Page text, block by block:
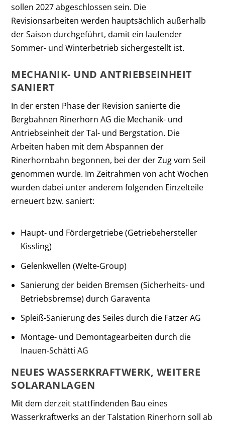
sollen 2027 abgeschlossen sein. Die
Revisionsarbeiten werden hauptsächlich außerhalb
der Saison durchgeführt, damit ein laufender
Sommer- und Winterbetrieb sichergestellt ist.
MECHANIK- UND ANTRIEBSEINHEIT
SANIERT
In der ersten Phase der Revision sanierte die
Bergbahnen Rinerhorn AG die Mechanik- und
Antriebseinheit der Tal- und Bergstation. Die
Arbeiten haben mit dem Abspannen der
Rinerhornbahn begonnen, bei der der Zug vom Seil
genommen wurde. Im Zeitrahmen von acht Wochen
wurden dabei unter anderem folgenden Einzelteile
erneuert bzw. saniert:
Haupt- und Fördergetriebe (Getriebehersteller
Kissling)
Gelenkwellen (Welte-Group)
Sanierung der beiden Bremsen (Sicherheits- und
Betriebsbremse) durch Garaventa
Spleiß-Sanierung des Seiles durch die Fatzer AG
Montage- und Demontagearbeiten durch die
Inauen-Schätti AG
NEUES WASSERKRAFTWERK, WEITERE
SOLARANLAGEN
Mit dem derzeit stattfindenden Bau eines
Wasserkraftwerks an der Talstation Rinerhorn soll ab